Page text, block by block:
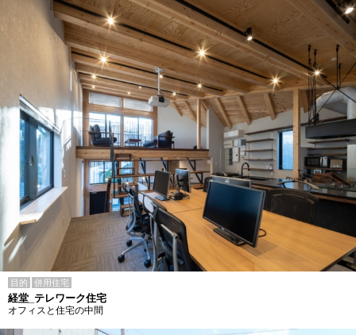
目的 併用住宅
経堂_テレワーク住宅
オフィスと住宅の中間